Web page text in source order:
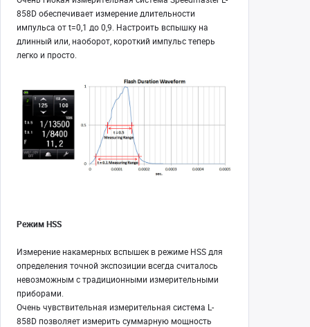
858D обеспечивает измерение длительности
импульса от t=0,1 до 0,9. Настроить вспышку на
длинный или, наоборот, короткий импульс теперь
легко и просто.
Режим HSS
Измерение накамерных вспышек в режиме HSS для
определения точной экспозиции всегда считалось
невозможным с традиционными измерительными
приборами.
Очень чувствительная измерительная система L-
858D позволяет измерить суммарную мощность